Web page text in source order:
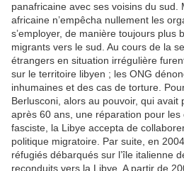
panafricaine avec ses voisins du sud.
africaine n’empêcha nullement les
s’employer, de manière toujours plus
migrants vers le sud. Au cours de la
étrangers en situation irrégulière
sur le territoire libyen ; les ONG
inhumaines et des cas de torture.
Berlusconi, alors au pouvoir, qui avait
après 60 ans, une réparation pour
fasciste, la Libye accepta de
politique migratoire. Par suite, en
réfugiés débarqués sur l’île italienne
reconduits vers la Libye. A partir de